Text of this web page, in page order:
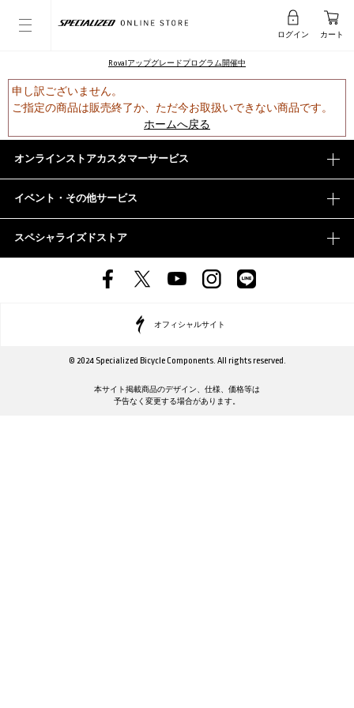
ログイン カート
Rovalアップグレードプログラム開催中
申し訳ございません。
ご指定の商品は販売終了か、ただ今お取扱いできない商品です。
ホームへ戻る
オンラインストアカスタマーサービス
イベント・その他サービス
スペシャライズドストア
オフィシャルサイト
© 2024 Specialized Bicycle Components. All rights reserved.
本サイト掲載商品のデザイン、仕様、価格等は
予告なく変更する場合があります。